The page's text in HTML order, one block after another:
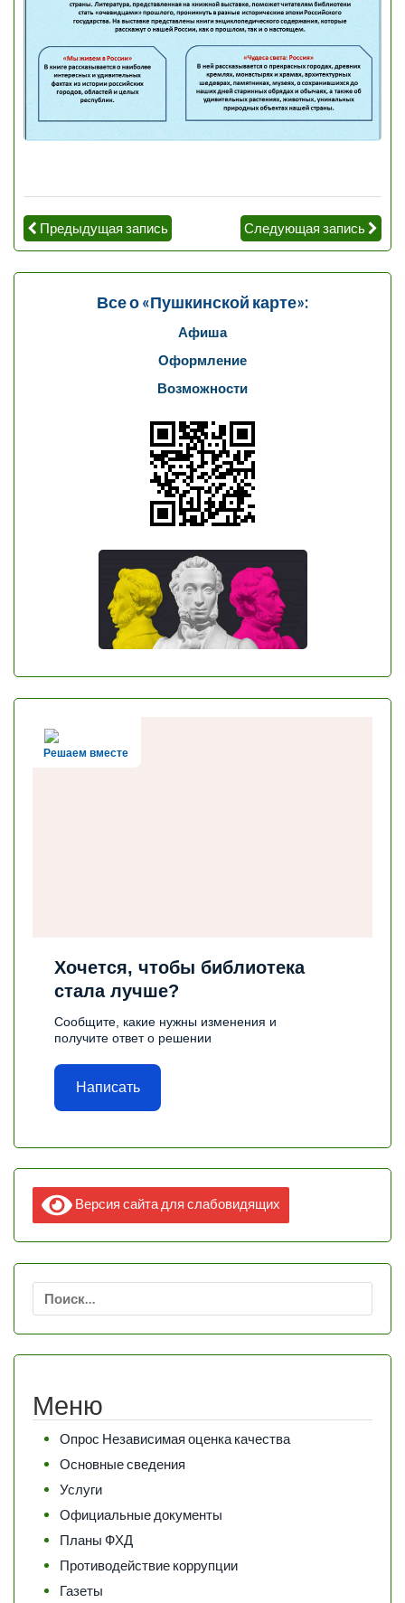
Предыдущая запись Следующая запись
Все о «Пушкинской карте»:
Афиша
Оформление
Возможности
Решаем вместе
Хочется, чтобы библиотека
стала лучше?
Сообщите, какие нужны изменения и
получите ответ о решении
Написать
Версия сайта для слабовидящих
Меню
Опрос Независимая оценка качества
Основные сведения
Услуги
Официальные документы
Планы ФХД
Противодействие коррупции
Газеты